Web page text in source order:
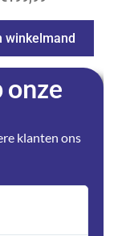
winkelmand
klanten ons